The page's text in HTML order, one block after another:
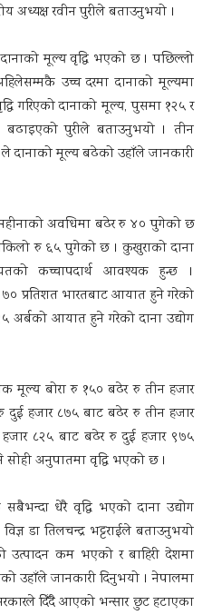
अध्यक्ष रवीन पुरीले बताउनुभयो ।
मूल्य वृद्धि भएको छ । पछिल्लो
उच्च दरमा दानाको मूल्यमा
गरिएको दानाको मूल्य, पुसमा १२५ र
पुरीले बताउनुभयो । तीन
ले दानाको मूल्य बढेको उहाँले जानकारी
अवधिमा बढेर रु ४० पुगेको छ
रु ६५ पुगेको छ । कुखुराको दाना
कच्चापदार्थ आवश्यक हुन्छ ।
प्रतिशत भारतबाट आयात हुने गरेको
अर्बको आयात हुने गरेको दाना उद्योग
मूल्य बोरा रु १५० बढेर रु तीन हजार
दुई हजार ८७५ बाट बढेर रु तीन हजार
८२५ बाट बढेर रु दुई हजार ९७५
अनुपातमा वृद्धि भएको छ ।
धेरै वृद्धि भएको दाना उद्योग
डा तिलचन्द्र भट्टराईले बताउनुभयो
कम भएको र बाहिरी देशमा
उहाँले जानकारी दिनुभयो । नेपालमा
दिँदै आएको भन्सार छुट हटाएका